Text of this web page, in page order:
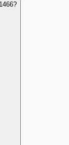
danh tính